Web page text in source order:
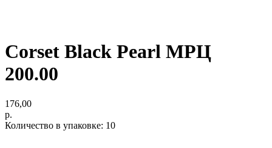
Corset Black Pearl МРЦ
200.00
176,00
р.
Количество в упаковке: 10